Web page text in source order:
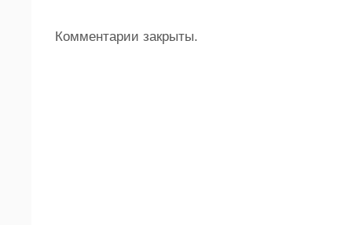
Комментарии закрыты.